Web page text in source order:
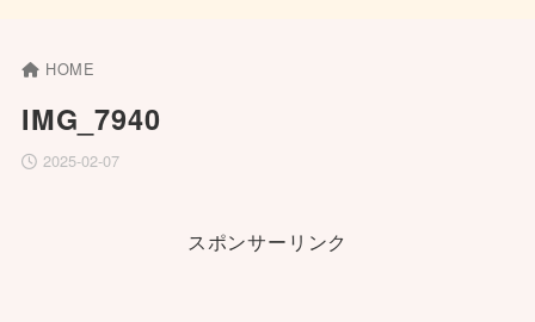
HOME
IMG_7940
2025-02-07
スポンサーリンク